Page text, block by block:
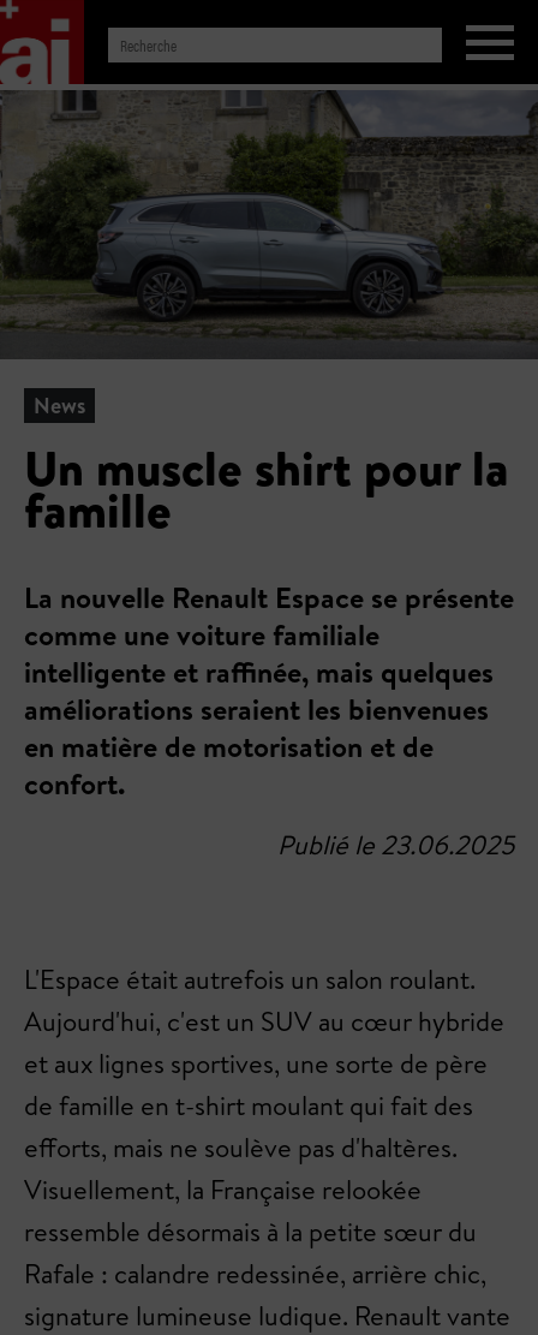
News
Un muscle shirt pour la
famille
La nouvelle Renault Espace se présente
comme une voiture familiale
intelligente et raffinée, mais quelques
améliorations seraient les bienvenues
en matière de motorisation et de
confort.
Publié le 23.06.2025
L'Espace était autrefois un salon roulant.
Aujourd'hui, c'est un SUV au cœur hybride
et aux lignes sportives, une sorte de père
de famille en t-shirt moulant qui fait des
efforts, mais ne soulève pas d'haltères.
Visuellement, la Française relookée
ressemble désormais à la petite sœur du
Rafale : calandre redessinée, arrière chic,
signature lumineuse ludique. Renault vante